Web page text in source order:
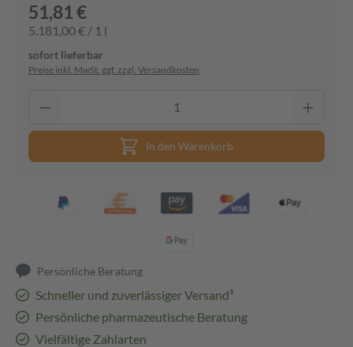
51,81 €
5.181,00 € / 1 l
sofort lieferbar
Preise inkl. MwSt. ggf. zzgl. Versandkosten
In den Warenkorb
Persönliche Beratung
Schneller und zuverlässiger Versand³
Persönliche pharmazeutische Beratung
Vielfältige Zahlarten